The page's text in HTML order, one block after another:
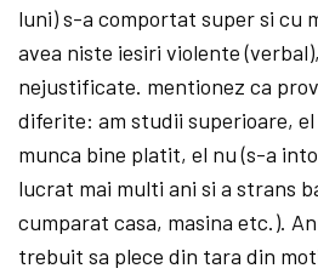
luni) s-a comportat super si cu
avea niste iesiri violente
nejustificate. mentionez ca
diferite: am studii superioare, el
munca bine platit, el nu (s-a
lucrat mai multi ani si a strans
cumparat casa, masina etc.).
trebuit sa plece din tara din